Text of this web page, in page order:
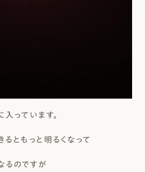
っています。
ともっと明るくなって
るのですが